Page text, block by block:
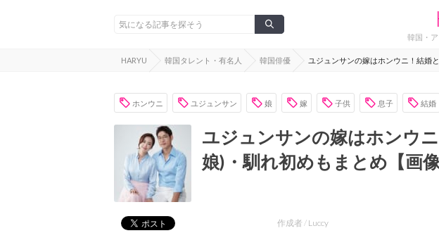
韓国・
HARYU 韓国タレント・有名人 韓国俳優 ユジュンサンの嫁はホンウニ！結婚
ホンウニ ユジュンサン 娘 嫁 子供 息子 結婚
ユジュンサンの嫁はホンウ
娘)・馴れ初めもまとめ【画像
作成者 / Luccy